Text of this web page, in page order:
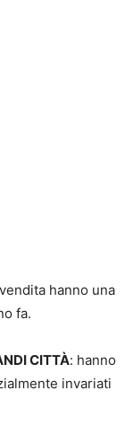
hanno una
fa.
CITTÀ: hanno
invariati